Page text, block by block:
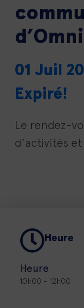
01 Juil
Expiré!
Le rendez-
d’activités
Heure
Heure
10h00 - 12h00